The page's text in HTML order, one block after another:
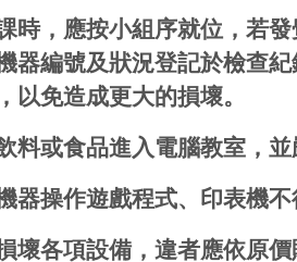
時，應按小組序就位，若
器編號及狀況登記於檢查
以免造成更大的損壞。
料或食品進入電腦教室，並
器操作遊戲程式、印表機不
壞各項設備，違者應依原價